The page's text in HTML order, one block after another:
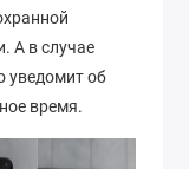
А в случае
уведомит об
время.